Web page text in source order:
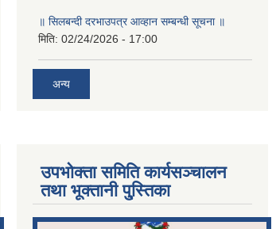
॥ सिलबन्दी दरभाउपत्र आव्हान सम्बन्धी सूचना ॥
मिति: 02/24/2026 - 17:00
अन्य
उपभोक्ता समिति कार्यसञ्चालन
तथा भूक्तानी पु्स्तिका